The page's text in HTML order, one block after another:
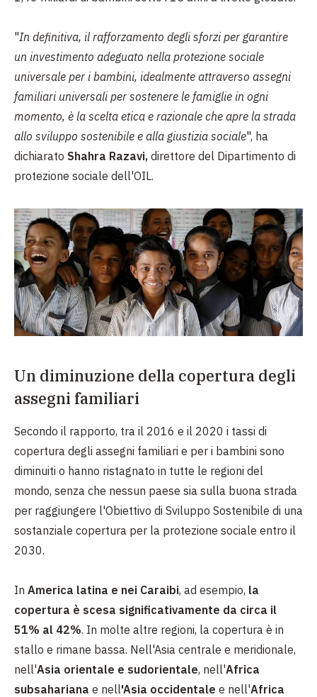
"In definitiva, il rafforzamento degli sforzi per garantire
un investimento adeguato nella protezione sociale
universale per i bambini, idealmente attraverso assegni
familiari universali per sostenere le famiglie in ogni
momento, è la scelta etica e razionale che apre la strada
allo sviluppo sostenibile e alla giustizia sociale", ha
dichiarato Shahra Razavi, direttore del Dipartimento di
protezione sociale dell'OIL.
Un diminuzione della copertura degli
assegni familiari
Secondo il rapporto, tra il 2016 e il 2020 i tassi di
copertura degli assegni familiari e per i bambini sono
diminuiti o hanno ristagnato in tutte le regioni del
mondo, senza che nessun paese sia sulla buona strada
per raggiungere l'Obiettivo di Sviluppo Sostenibile di una
sostanziale copertura per la protezione sociale entro il
2030.
In America latina e nei Caraibi, ad esempio, la
copertura è scesa significativamente da circa il
51% al 42%. In molte altre regioni, la copertura è in
stallo e rimane bassa. Nell'Asia centrale e meridionale,
nell'Asia orientale e sudorientale, nell'Africa
subsahariana e nell'Asia occidentale e nell'Africa